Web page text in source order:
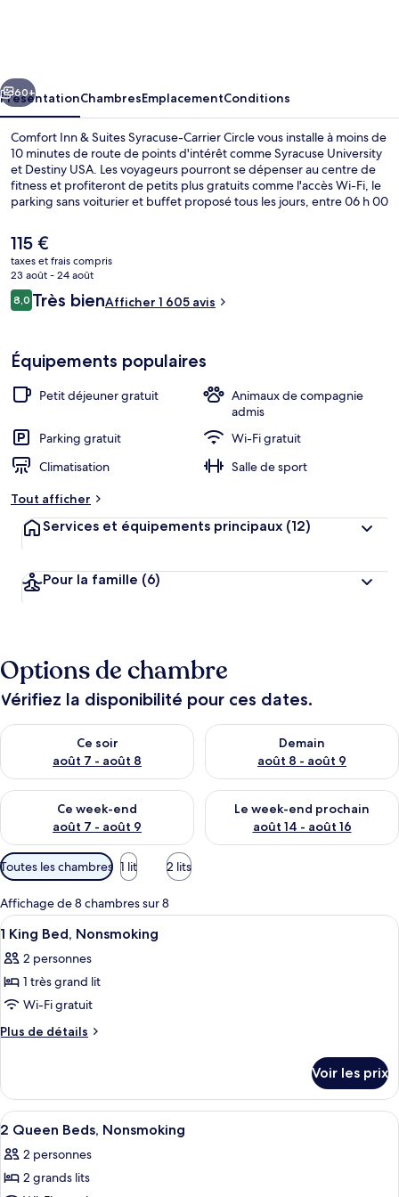
Syracuse-
Carrier
Circle
Suivant
60+
PrésentationChambresEmplacementConditions
Comfort Inn & Suites Syracuse-Carrier Circle vous installe à moins de
10 minutes de route de points d'intérêt comme Syracuse University
et Destiny USA. Les voyageurs pourront se dépenser au centre de
fitness et profiteront de petits plus gratuits comme l'accès Wi-Fi, le
parking sans voiturier et buffet proposé tous les jours, entre 06 h 00
vite rejoint des sites comme Salle de spectacle The Oncenter et
Landmark Theatre (théâtre historique). La literie de qualité et le
personnel attentionné remportent un franc succès auprès des
autres voyageurs.
Le
prix
actuel
est
de
115 €
taxes et frais compris
23 août - 24 août
Avis
voyageurs
8,08,0 sur 10
Très bienAfficher 1 605 avis
Équipements populaires
Petit déjeuner gratuit
Animaux de compagnie
admis
Parking gratuit
Wi-Fi gratuit
Climatisation
Salle de sport
Tout afficher
Services et équipements principaux (12)
Pour la famille (6)
Options de chambre
Vérifiez la disponibilité pour ces dates.
Ce soir
août 7 - août 8
Vérifier la disponibilité pour ce soir août 7 - août 8
Demain
août 8 - août 9
Vérifier la disponibilité pour
Ce week-end
août 7 - août 9
Vérifier la disponibilité pour ce week-end août 7 - août 9
Le week-end prochain
août 14 - août 16
Vérifier la disponibilité pour
Filtres
disponibles
pour
les
chambres
Toutes les chambres 1 lit 2 lits
Affichage de 8 chambres sur 8
Afficher
toutes
les
photos
pour
ce
chambre :
King
Bed,
Nonsmoking
Une chambre d’hôtel comprenant
6
1 King Bed, Nonsmoking
2 personnes
1 très grand lit
Wi-Fi gratuit
Plus de détails
Plus
le
type
de
King
Voir les prix
Afficher
toutes
les
photos
Une chambre d’hôtel avec deux lits,
14
2 Queen Beds, Nonsmoking
2 personnes
2 grands lits